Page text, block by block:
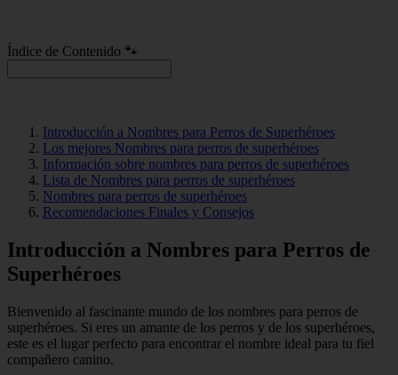
Índice de Contenido 🐾
Introducción a Nombres para Perros de Superhéroes
Los mejores Nombres para perros de superhéroes
Información sobre nombres para perros de superhéroes
Lista de Nombres para perros de superhéroes
Nombres para perros de superhéroes
Recomendaciones Finales y Consejos
Introducción a Nombres para Perros de
Superhéroes
Bienvenido al fascinante mundo de los nombres para perros de
superhéroes. Si eres un amante de los perros y de los superhéroes,
este es el lugar perfecto para encontrar el nombre ideal para tu fiel
compañero canino.